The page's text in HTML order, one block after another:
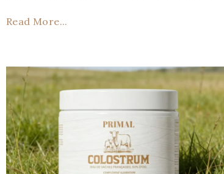
Read More...